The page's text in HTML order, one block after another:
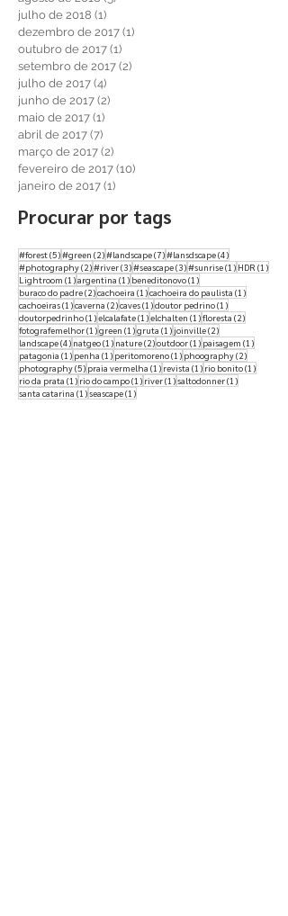
julho de 2018 (1)
dezembro de 2017 (1)
outubro de 2017 (1)
setembro de 2017 (2)
julho de 2017 (4)
junho de 2017 (2)
maio de 2017 (1)
abril de 2017 (7)
março de 2017 (2)
fevereiro de 2017 (10)
janeiro de 2017 (1)
Procurar por tags
#forest(5)5 posts
#green (2)2 posts
#landscape(7)7 posts
#lansdscape(4)4 posts
#photography(2)2 posts
#river(3)3 posts
#seascape(3)3 posts
#sunrise(1)1 post
HDR (1)1 post
Lightroom (1)1 post
argentina (1)1 post
beneditonovo(1)1 post
buraco do padre(2)2 posts
cachoeira (1)1 post
cachoeira do paulista (1)1 post
cachoeiras(1)1 post
caverna (2)2 posts
caves(1)1 post
doutor pedrino(1)1 post
doutorpedrinho(1)1 post
elcalafate(1)1 post
elchalten (1)1 post
floresta (2)2 posts
fotografemelhor(1)1 post
green (1)1 post
gruta (1)1 post
joinville(2)2 posts
landscape(4)4 posts
natgeo(1)1 post
nature(2)2 posts
outdoor(1)1 post
paisagem (1)1 post
patagonia (1)1 post
penha (1)1 post
peritomoreno(1)1 post
phoography(2)2 posts
photography(5)5 posts
praia vermelha (1)1 post
revista (1)1 post
rio bonito(1)1 post
rio da prata (1)1 post
rio do campo(1)1 post
river(1)1 post
saltodonner(1)1 post
santa catarina (1)1 post
seascape(1)1 post